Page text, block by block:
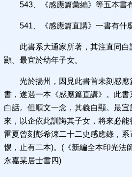
543、《感應篇彙編》等五本書
541、《感應篇直講》一書有什
此書系大通家所著，其注直同
顯。最宜於幼年子女。
光於揚州，因見此書首未刻感
書，遂遇一本《感應篇直講》。此書
白話。但順文一念，其義自顯。最
來，以企依此訓誨其子女，將來必
雷夏曾刻彭希涑二十二史感應錄，
惕，止有二本)。(《新編全本印光法
永嘉某居士書四)